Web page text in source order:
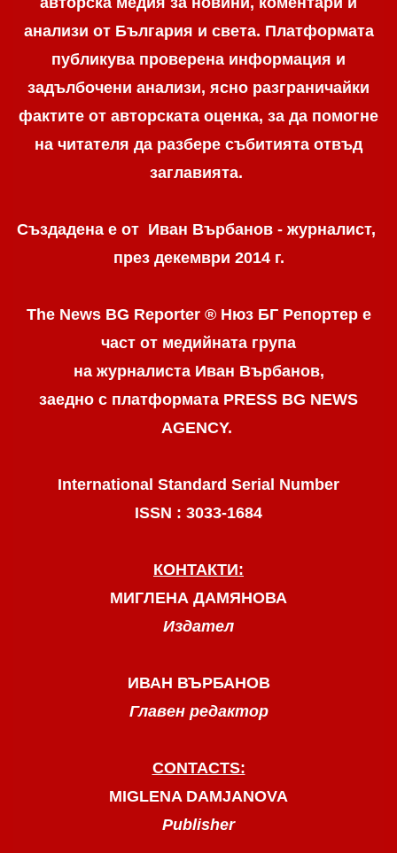
анализи от България и света. Платформата
публикува проверена информация и
задълбочени анализи, ясно разграничaйки
фактите от авторската оценка, за да помогне
на читателя да разбере събитията отвъд
заглавията.
Създадена е от Иван Върбанов - журналист,
през декември 2014 г.
The News BG Reporter ® Нюз БГ Репортере
част от медийната група
на журналиста Иван Върбанов,
заедно с платформата PRESS BG NEWS
AGENCY.
International Standard Serial Number
ISSN : 3033-1684
КОНТАКТИ:
МИГЛЕНА ДАМЯНОВА
Издател
ИВАН ВЪРБАНОВ
Главен редактор
CONTACTS:
MIGLENA DAMJANOVA
Publisher